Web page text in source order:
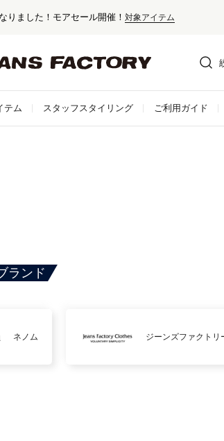
セール対象外アイテム
料無料！
ゲット。さらに詳しく
テム スタッフスタイリング ご利用ガイド
ランド
ネノム ジーンズファクトリ